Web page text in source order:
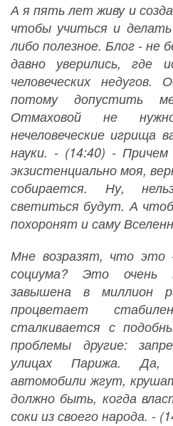
А я пять лет живу и
чтобы учиться и
либо полезное. Блог - не
давно уверились, где
человеческих
потому допустить
Отмаховой не
нечеловеческие игрища
науки. - (14:40) -
экзистенциально моя,
собирается. Ну,
светиться будут. А
похоронят и саму
Мне возразят, что это
социума? Это очень
завышена в миллион
процветает
сталкивается с
проблемы другие:
улицах Парижа.
автомобили жгут,
должно быть, когда
соки из своего народа. -